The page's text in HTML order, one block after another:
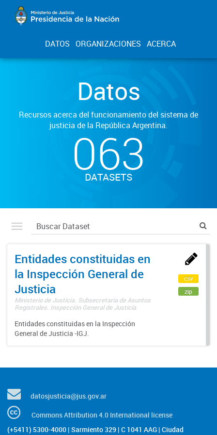
DATOS ORGANIZACIONES ACERCA
Datos
Recursos acerca del funcionamiento del sistema de
justicia de la República Argentina.
063
DATASETS
Entidades constituidas en
la Inspección General de
Justicia
Ministerio de Justicia. Subsecretaría de Asuntos
Registrales. Inspección General de Justicia
Entidades constituidas en la Inspección
General de Justicia -IGJ.
csv
zip
datosjusticia@jus.gov.ar
Commons Attribution 4.0 International license
(+5411) 5300-4000 | Sarmiento 329 | C 1041 AAG | Ciudad